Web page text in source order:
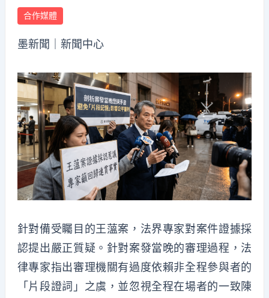
合作媒體
墨新聞 ｜新聞中心
針對備受矚目的王薀案，法界專家對案件證據採
認提出嚴正質疑。針對案發當晚的審理過程，法
律專家指出審理機關有過度依賴非全程參與者的
「片段證詞」之虞，並忽視全程在場者的一致陳